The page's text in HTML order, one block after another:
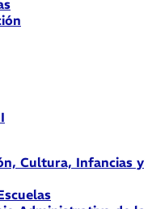
Cultura, Infancias y